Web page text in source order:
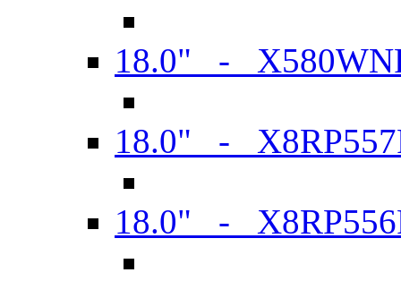
18.0" -
18.0" -
18.0" -